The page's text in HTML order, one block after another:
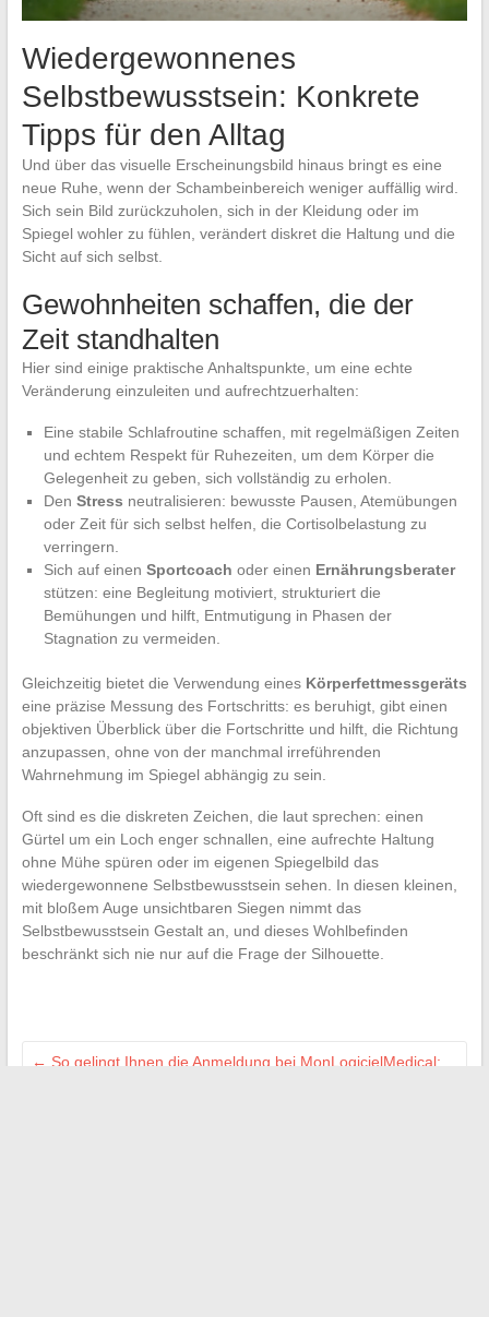
Wiedergewonnenes
Selbstbewusstsein: Konkrete
Tipps für den Alltag
Und über das visuelle Erscheinungsbild hinaus bringt es eine
neue Ruhe, wenn der Schambeinbereich weniger auffällig wird.
Sich sein Bild zurückzuholen, sich in der Kleidung oder im
Spiegel wohler zu fühlen, verändert diskret die Haltung und die
Sicht auf sich selbst.
Gewohnheiten schaffen, die der
Zeit standhalten
Hier sind einige praktische Anhaltspunkte, um eine echte
Veränderung einzuleiten und aufrechtzuerhalten:
Eine stabile Schlafroutine schaffen, mit regelmäßigen Zeiten
und echtem Respekt für Ruhezeiten, um dem Körper die
Gelegenheit zu geben, sich vollständig zu erholen.
Den Stress neutralisieren: bewusste Pausen, Atemübungen
oder Zeit für sich selbst helfen, die Cortisolbelastung zu
verringern.
Sich auf einen Sportcoach oder einen Ernährungsberater
stützen: eine Begleitung motiviert, strukturiert die
Bemühungen und hilft, Entmutigung in Phasen der
Stagnation zu vermeiden.
Gleichzeitig bietet die Verwendung eines Körperfettmessgeräts
eine präzise Messung des Fortschritts: es beruhigt, gibt einen
objektiven Überblick über die Fortschritte und hilft, die Richtung
anzupassen, ohne von der manchmal irreführenden
Wahrnehmung im Spiegel abhängig zu sein.
Oft sind es die diskreten Zeichen, die laut sprechen: einen
Gürtel um ein Loch enger schnallen, eine aufrechte Haltung
ohne Mühe spüren oder im eigenen Spiegelbild das
wiedergewonnene Selbstbewusstsein sehen. In diesen kleinen,
mit bloßem Auge unsichtbaren Siegen nimmt das
Selbstbewusstsein Gestalt an, und dieses Wohlbefinden
beschränkt sich nie nur auf die Frage der Silhouette.
← So gelingt Ihnen die Anmeldung bei MonLogicielMedical: